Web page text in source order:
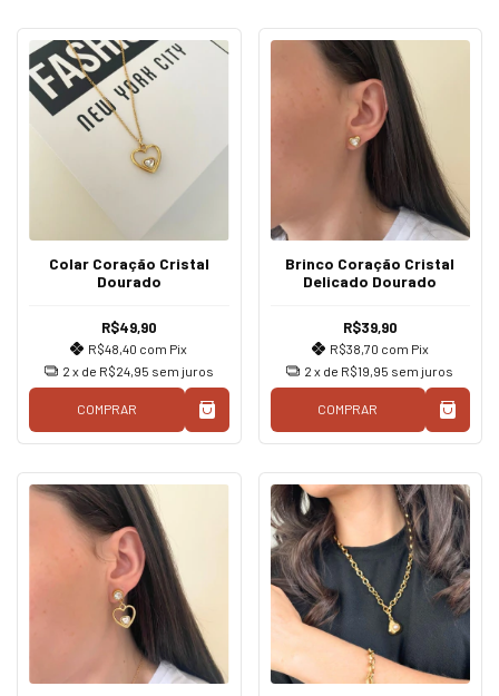
Colar Coração Cristal
Dourado
R$49,90
R$48,40 com Pix
2 x de R$24,95 sem juros
COMPRAR
Brinco Coração Cristal
Delicado Dourado
R$39,90
R$38,70 com Pix
2 x de R$19,95 sem juros
COMPRAR